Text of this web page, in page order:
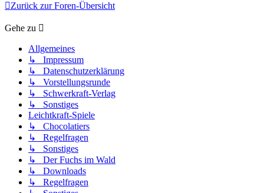
Zurück zur Foren-Übersicht
Gehe zu
Allgemeines
↳ Impressum
↳ Datenschutzerklärung
↳ Vorstellungsrunde
↳ Schwerkraft-Verlag
↳ Sonstiges
Leichtkraft-Spiele
↳ Chocolatiers
↳ Regelfragen
↳ Sonstiges
↳ Der Fuchs im Wald
↳ Downloads
↳ Regelfragen